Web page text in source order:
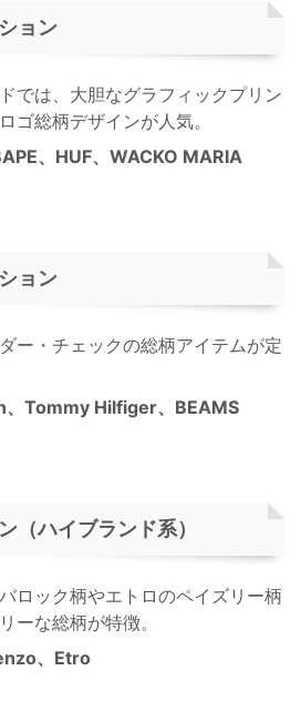
ョン
では、大胆なグラフィックプリン
ゴ総柄デザインが人気。
、HUF、WACKO MARIA
ョン
ー・チェックの総柄アイテムが定
、Tommy Hilfiger、BEAMS
（ハイブランド系）
ロック柄やエトロのペイズリー柄
ーな総柄が特徴。
、Etro